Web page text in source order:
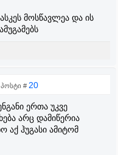
მოსწავლეა და ის
პოსტი # 20
ერთა უკვე
არც დამიწერია
აქ ჰუგასი ამიტომ